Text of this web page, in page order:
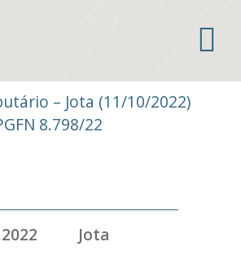
– Jota (11/10/2022)
8.798/22
Jota